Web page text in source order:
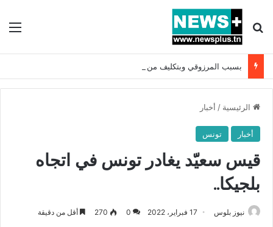
بحث عن
الرئيسية / أخبار
أخبار تونس
قيس سعيّد يغادر تونس في اتجاه
بلجيكا..
نيوز بلوس 17 فبراير، 2022 0
270 أقل من دقيقة